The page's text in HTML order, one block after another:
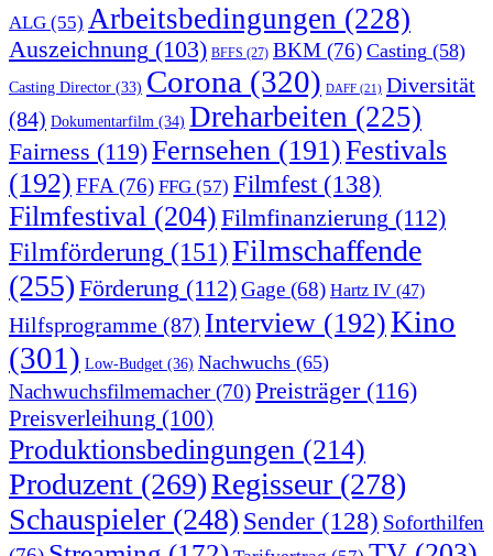
ALG (55) Arbeitsbedingungen (228)
Auszeichnung (103) BFFS (27) BKM (76) Casting (58)
Casting Director (33) Corona (320) DAFF (21) Diversität
(84) Dokumentarfilm (34) Dreharbeiten (225)
Fairness (119)Fernsehen (191)Festivals
(192) FFA (76) FFG (57) Filmfest (138)
Filmfestival (204) Filmfinanzierung (112)
Filmförderung (151)Filmschaffende
(255) Förderung (112)Gage (68) Hartz IV (47)
Hilfsprogramme (87) Interview (192)Kino
(301) Low-Budget (36) Nachwuchs (65)
Nachwuchsfilmemacher(70)Preisträger(116)
Preisverleihung (100)
Produktionsbedingungen (214)
Produzent (269)Regisseur (278)
Schauspieler (248) Sender (128) Soforthilfen